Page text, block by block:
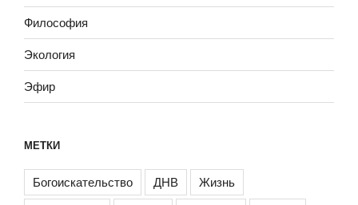
Философия
Экология
Эфир
МЕТКИ
Богоискательство ДНВ
Жизнь